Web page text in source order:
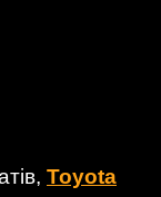
Toyota